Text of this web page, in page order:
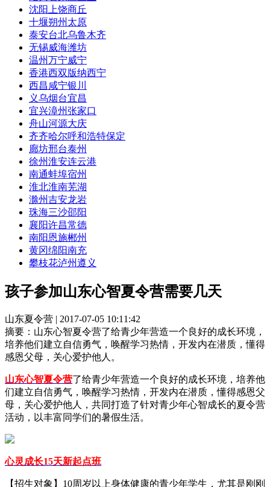
沈阳 上饶商丘
十堰朔州 太原
泰安台北乌鲁木齐
无锡威海潍坊
温州万宁威宁
香港西双版纳西宁
西昌 咸宁银川
义乌烟台宜昌
宜兴漳州张家口
舟山河源大庆
齐齐哈尔呼和浩特保定
廊坊邢台泰州
徐州淮安连云港
南通蚌埠宿州
淮北淮南芜湖
滁州吉安龙岩
珠海三沙邵阳
襄阳许昌常德
南阳恩施郴州
黄冈绵阳南充
攀枝花泸州遵义
孩子参加山东心智夏令营需要几天
山东夏令营 | 2017-07-05 10:11:42
摘要： 山东心智夏令营了给青少年营造一个良好的成长环境，
培养他们建立自信勇气，唤醒学习热情，开发内在潜质，懂得
感恩父母，关心爱护他人。
山东心智夏令营了给青少年营造一个良好的成长环境，培养他
们建立自信勇气，唤醒学习热情，开发内在潜质，懂得感恩父
母，关心爱护他人，共同打造了针对青少年心智成长的夏令营
活动，以丰富同学们的暑假生活。
心灵成长15天新起点班
【招生对象】10周岁以上身体健康的青少年学生，尤其是刚刚